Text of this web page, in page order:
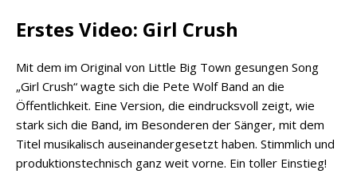
Erstes Video: Girl Crush
Mit dem im Original von Little Big Town gesungen Song
„Girl Crush“ wagte sich die Pete Wolf Band an die
Öffentlichkeit. Eine Version, die eindrucksvoll zeigt, wie
stark sich die Band, im Besonderen der Sänger, mit dem
Titel musikalisch auseinandergesetzt haben. Stimmlich und
produktionstechnisch ganz weit vorne. Ein toller Einstieg!